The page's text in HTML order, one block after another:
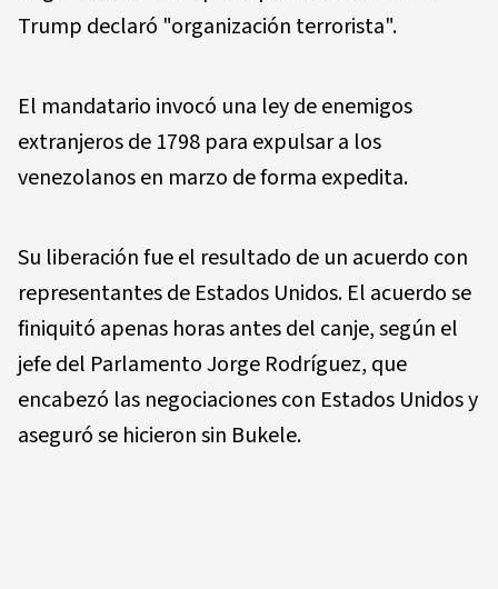
Trump declaró "organización terrorista".
El mandatario invocó una ley de enemigos
extranjeros de 1798 para expulsar a los
venezolanos en marzo de forma expedita.
Su liberación fue el resultado de un acuerdo con
representantes de Estados Unidos. El acuerdo se
finiquitó apenas horas antes del canje, según el
jefe del Parlamento Jorge Rodríguez, que
encabezó las negociaciones con Estados Unidos y
aseguró se hicieron sin Bukele.